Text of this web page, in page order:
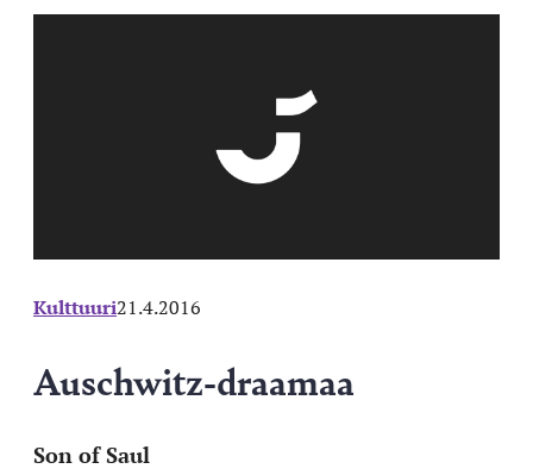
Kulttuuri21.4.2016
Auschwitz-draamaa
Son of Saul